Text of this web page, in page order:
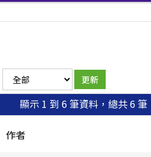
顯示 1 到 6 筆資料，總共 6 筆
作者